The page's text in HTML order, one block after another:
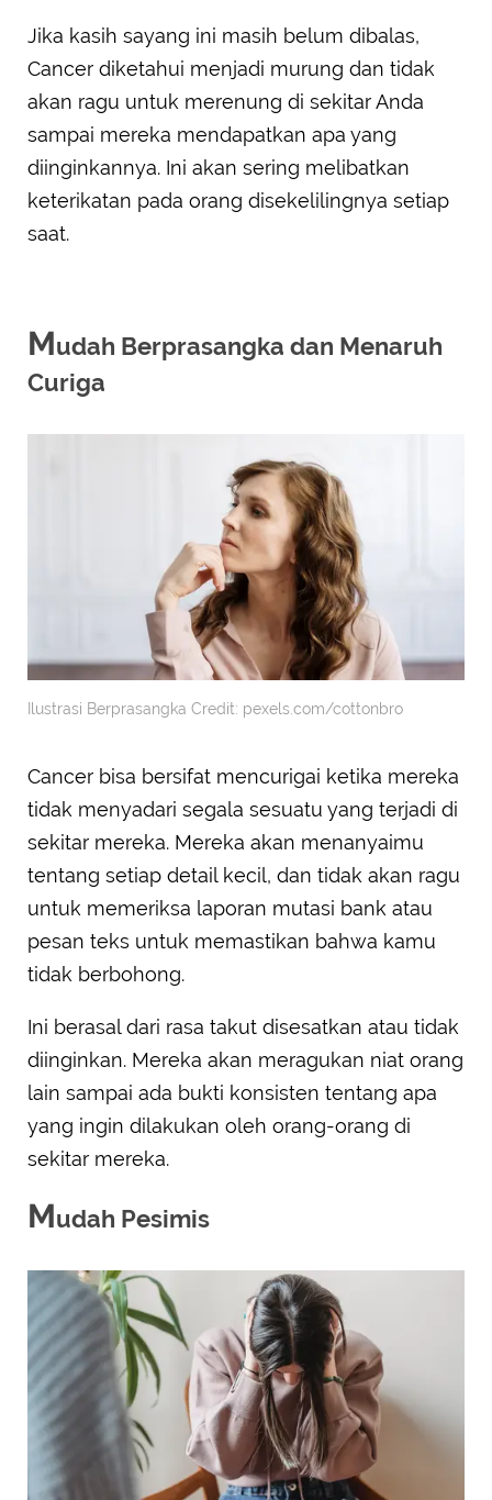
Jika kasih sayang ini masih belum dibalas,
Cancer diketahui menjadi murung dan tidak
akan ragu untuk merenung di sekitar Anda
sampai mereka mendapatkan apa yang
diinginkannya. Ini akan sering melibatkan
keterikatan pada orang disekelilingnya setiap
saat.
Mudah Berprasangka dan Menaruh
Curiga
Ilustrasi Berprasangka Credit: pexels.com/cottonbro
Cancer bisa bersifat mencurigai ketika mereka
tidak menyadari segala sesuatu yang terjadi di
sekitar mereka. Mereka akan menanyaimu
tentang setiap detail kecil, dan tidak akan ragu
untuk memeriksa laporan mutasi bank atau
pesan teks untuk memastikan bahwa kamu
tidak berbohong.
Ini berasal dari rasa takut disesatkan atau tidak
diinginkan. Mereka akan meragukan niat orang
lain sampai ada bukti konsisten tentang apa
yang ingin dilakukan oleh orang-orang di
sekitar mereka.
Mudah Pesimis